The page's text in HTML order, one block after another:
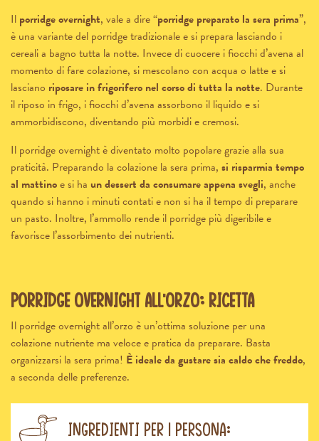
Il porridge overnight, vale a dire “porridge preparato la sera prima”,
è una variante del porridge tradizionale e si prepara lasciando i
cereali a bagno tutta la notte. Invece di cuocere i fiocchi d’avena al
momento di fare colazione, si mescolano con acqua o latte e si
lasciano riposare in frigorifero nel corso di tutta la notte. Durante
il riposo in frigo, i fiocchi d’avena assorbono il liquido e si
ammorbidiscono, diventando più morbidi e cremosi.
Il porridge overnight è diventato molto popolare grazie alla sua
praticità. Preparando la colazione la sera prima, si risparmia tempo
al mattinoe si ha un dessert da consumare appena svegli, anche
quando si hanno i minuti contati e non si ha il tempo di preparare
un pasto. Inoltre, l’ammollo rende il porridge più digeribile e
favorisce l’assorbimento dei nutrienti.
Porridge overnight all’orzo: ricetta
Il porridge overnight all’orzo è un’ottima soluzione per una
colazione nutriente ma veloce e pratica da preparare. Basta
organizzarsi la sera prima! È ideale da gustare sia caldo che freddo,
a seconda delle preferenze.
Ingredienti per 1 persona: